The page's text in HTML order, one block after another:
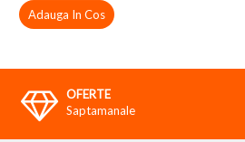
Adauga In Cos
OFERTE
Saptamanale